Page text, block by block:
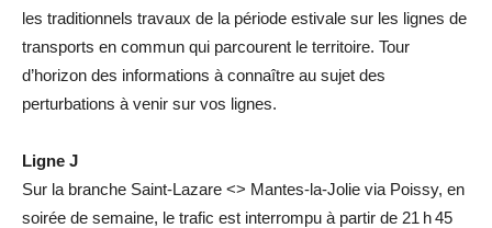
les traditionnels travaux de la période estivale sur les lignes de
transports en commun qui parcourent le territoire. Tour
d’horizon des informations à connaître au sujet des
perturbations à venir sur vos lignes.
Ligne J
Sur la branche Saint-Lazare <> Mantes-la-Jolie via Poissy, en
soirée de semaine, le trafic est interrompu à partir de 21 h 45